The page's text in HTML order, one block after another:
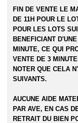
FIN DE VENTE LE
DE 11H POUR LE
POUR LES LOTS
BENEFICIANT
MINUTE, CE QUI
VENTE DE 3
NOTER QUE CELA
SUIVANTS.
AUCUNE AIDE
PAR AVE, EN CAS
RETRAIT DU BIEN